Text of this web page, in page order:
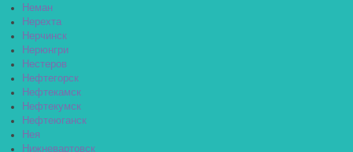
Неман
Нерехта
Нерчинск
Нерюнгри
Нестеров
Нефтегорск
Нефтекамск
Нефтекумск
Нефтеюганск
Нея
Нижневартовск